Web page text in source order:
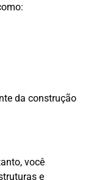
da construção
você
e